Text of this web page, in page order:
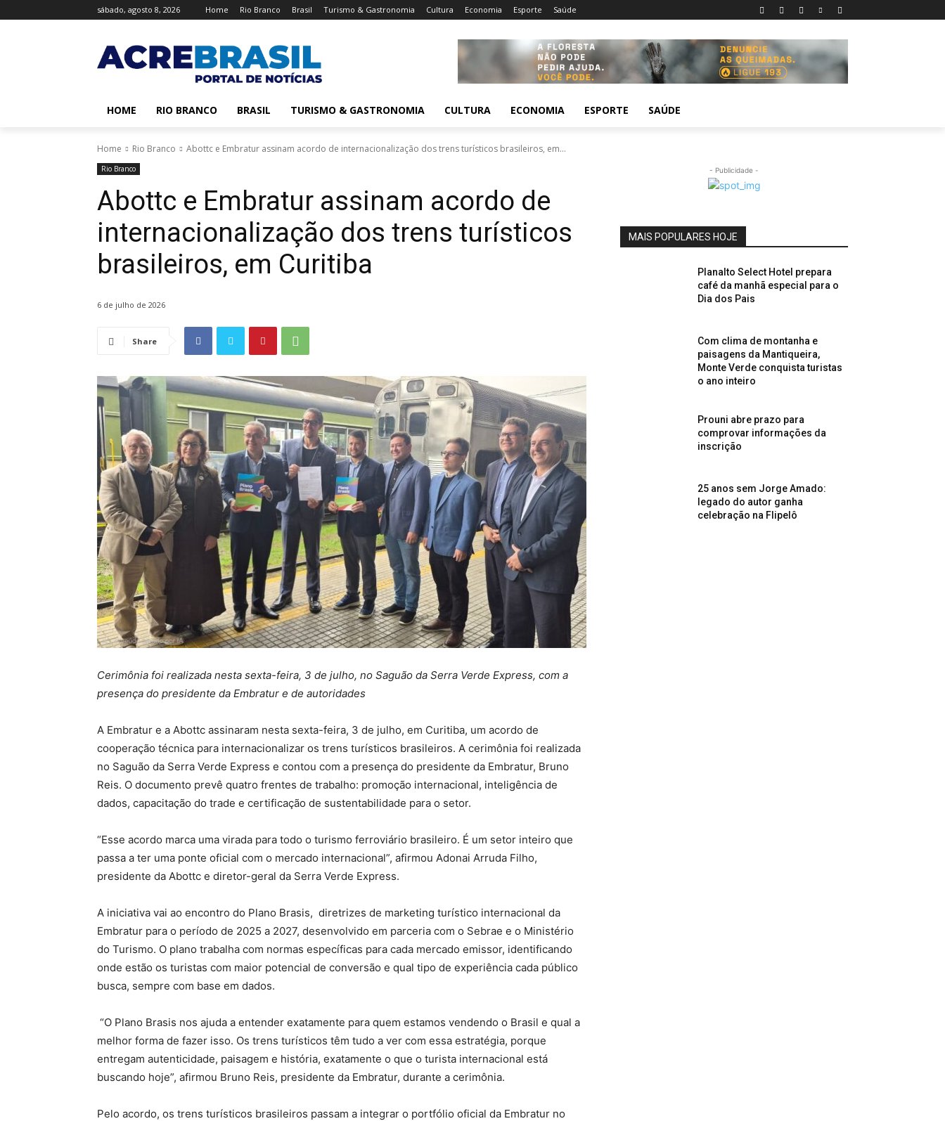
sábado, agosto 8, 2026 Home Rio Branco Brasil Turismo & Gastronomia Cultura Economia Esporte Saúde
HOME RIO BRANCO BRASIL TURISMO & GASTRONOMIA CULTURA ECONOMIA ESPORTE SAÚDE
Home Rio Branco Abottc e Embratur assinam acordo de internacionalização dos trens turísticos brasileiros, em...
Rio Branco
Abottc e Embratur assinam acordo de
internacionalização dos trens turísticos
brasileiros, em Curitiba
6 de julho de 2026
Share
Cerimônia foi realizada nesta sexta-feira, 3 de julho, no Saguão da Serra Verde Express, com a
presença do presidente da Embratur e de autoridades
A Embratur e a Abottc assinaram nesta sexta-feira, 3 de julho, em Curitiba, um acordo de
cooperação técnica para internacionalizar os trens turísticos brasileiros. A cerimônia foi realizada
no Saguão da Serra Verde Express e contou com a presença do presidente da Embratur, Bruno
Reis. O documento prevê quatro frentes de trabalho: promoção internacional, inteligência de
dados, capacitação do trade e certificação de sustentabilidade para o setor.
“Esse acordo marca uma virada para todo o turismo ferroviário brasileiro. É um setor inteiro que
passa a ter uma ponte oficial com o mercado internacional”, afirmou Adonai Arruda Filho,
presidente da Abottc e diretor-geral da Serra Verde Express.
A iniciativa vai ao encontro do Plano Brasis, diretrizes de marketing turístico internacional da
Embratur para o período de 2025 a 2027, desenvolvido em parceria com o Sebrae e o Ministério
do Turismo. O plano trabalha com normas específicas para cada mercado emissor, identificando
onde estão os turistas com maior potencial de conversão e qual tipo de experiência cada público
busca, sempre com base em dados.
“O Plano Brasis nos ajuda a entender exatamente para quem estamos vendendo o Brasil e qual a
melhor forma de fazer isso. Os trens turísticos têm tudo a ver com essa estratégia, porque
entregam autenticidade, paisagem e história, exatamente o que o turista internacional está
buscando hoje”, afirmou Bruno Reis, presidente da Embratur, durante a cerimônia.
Pelo acordo, os trens turísticos brasileiros passam a integrar o portfólio oficial da Embratur no
- Publicidade -
MAIS POPULARES HOJE
Planalto Select Hotel prepara
café da manhã especial para o
Dia dos Pais
Com clima de montanha e
paisagens da Mantiqueira,
Monte Verde conquista turistas
o ano inteiro
Prouni abre prazo para
comprovar informações da
inscrição
25 anos sem Jorge Amado:
legado do autor ganha
celebração na Flipelô